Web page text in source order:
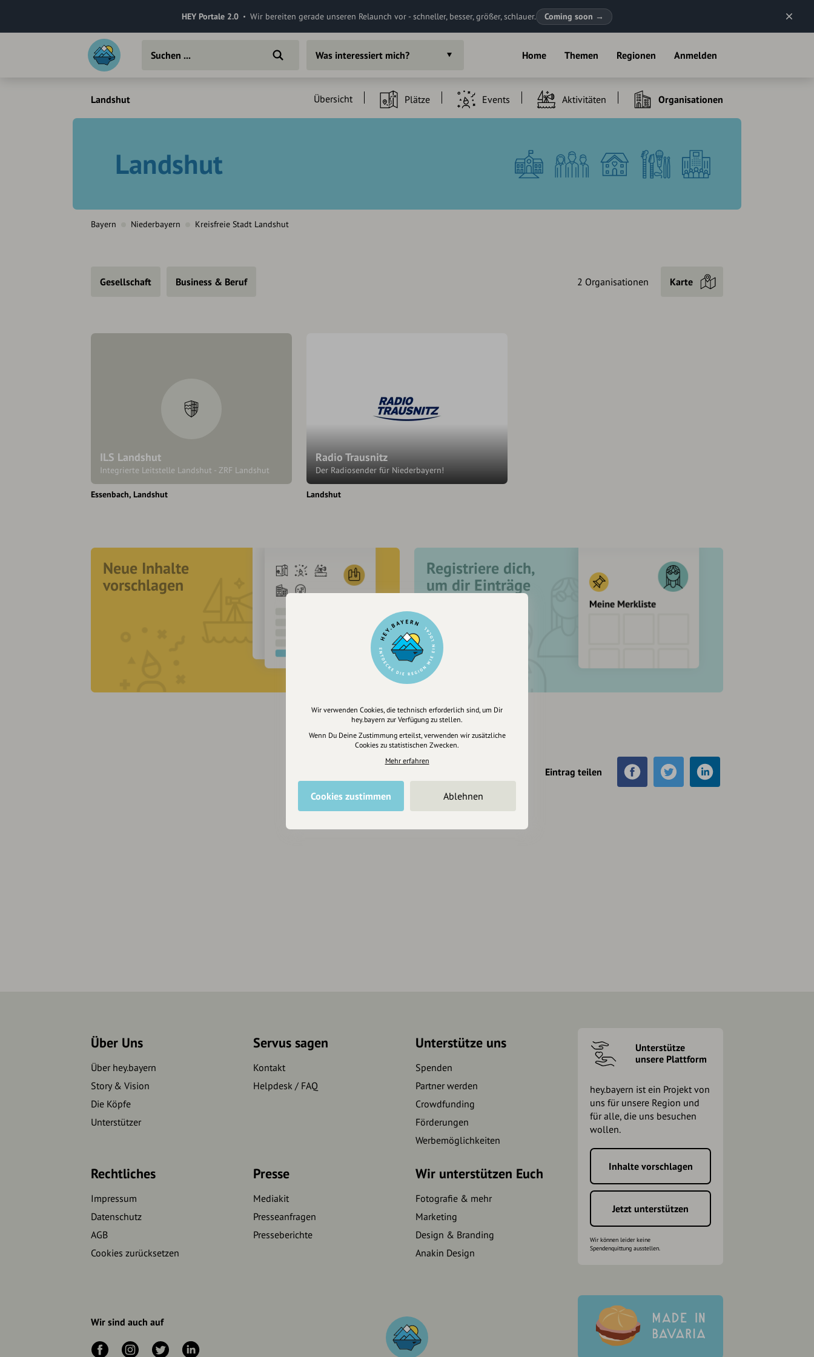
HEY Portale 2.0 Wir bereiten gerade unseren Relaunch vor - schneller, besser, größer, schlauer. Coming soon →
Home Themen Regionen Anmelden
Was interessiert mich?
Landshut Übersicht Plätze Events Aktivitäten Organisationen
Landshut
Bayern Niederbayern Kreisfreie Stadt Landshut
Gesellschaft Business & Beruf 2 Organisationen Karte
ILS Landshut
Integrierte Leitstelle Landshut - ZRF Landshut
Essenbach Landshut
Radio Trausnitz
Der Radiosender für Niederbayern!
Landshut
Neue Inhalte
vorschlagen
Registriere dich,
um dir Einträge
Eintrag teilen
Über Uns
Über hey.bayern
Story & Vision
Die Köpfe
Unterstützer
Servus sagen
Kontakt
Helpdesk / FAQ
Unterstütze uns
Spenden
Partner werden
Crowdfunding
Förderungen
Werbemöglichkeiten
Rechtliches
Impressum
Datenschutz
AGB
Cookies zurücksetzen
Presse
Mediakit
Presseanfragen
Presseberichte
Wir unterstützen Euch
Fotografie & mehr
Marketing
Design & Branding
Anakin Design
Unterstütze
unsere Plattform
hey.bayern ist ein Projekt von
uns für unsere Region und
für alle, die uns besuchen
wollen.
Inhalte vorschlagen
Jetzt unterstützen
Wir können leider keine
Spendenquittung ausstellen.
Wir sind auch auf
Wir verwenden Cookies, die technisch erforderlich sind, um Dir
hey.bayern zur Verfügung zu stellen.
Wenn Du Deine Zustimmung erteilst, verwenden wir zusätzliche
Cookies zu statistischen Zwecken.
Mehr erfahren
Cookies zustimmen Ablehnen